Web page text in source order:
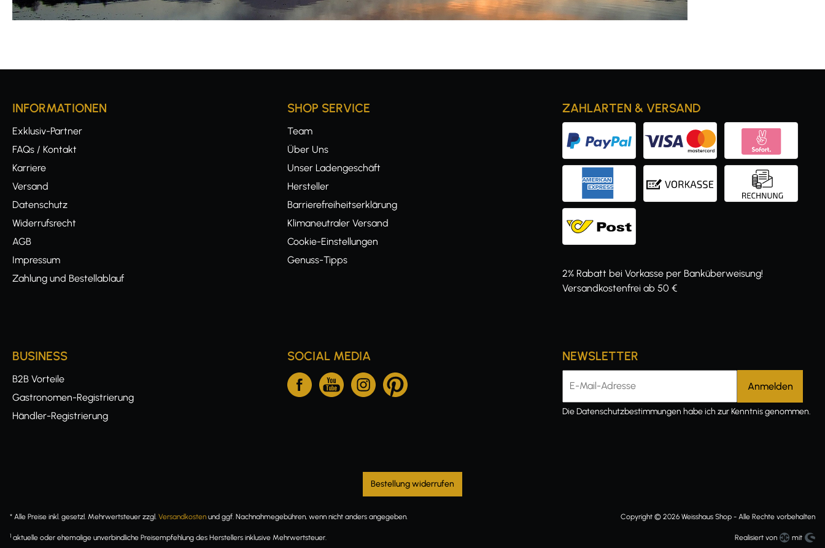
INFORMATIONEN
Exklusiv-Partner
FAQs / Kontakt
Karriere
Versand
Datenschutz
Widerrufsrecht
AGB
Impressum
Zahlung und Bestellablauf
SHOP SERVICE
Team
Über Uns
Unser Ladengeschäft
Hersteller
Barrierefreiheitserklärung
Klimaneutraler Versand
Cookie-Einstellungen
Genuss-Tipps
ZAHLARTEN & VERSAND
2% Rabatt bei Vorkasse per Banküberweisung!
Versandkostenfrei ab 50 €
BUSINESS
B2B Vorteile
Gastronomen-Registrierung
Händler-Registrierung
SOCIAL MEDIA NEWSLETTER
E-Mail-Adresse
DieDatenschutzbestimmungen habe ich zur Kenntnis genommen.
Bestellung widerrufen
* Alle Preise inkl. gesetzl. Mehrwertsteuer zzgl. Versandkosten und ggf. Nachnahmegebühren, wenn nicht anders angegeben. Copyright © 2026 Weisshaus Shop - Alle Rechte vorbehalten
1 aktuelle oder ehemalige unverbindliche Preisempfehlung des Herstellers inklusive Mehrwertsteuer. Realisiert von mit